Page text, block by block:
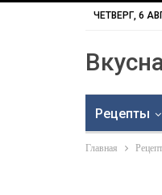
ЧЕТВЕРГ, 6
Рецепты
Главная